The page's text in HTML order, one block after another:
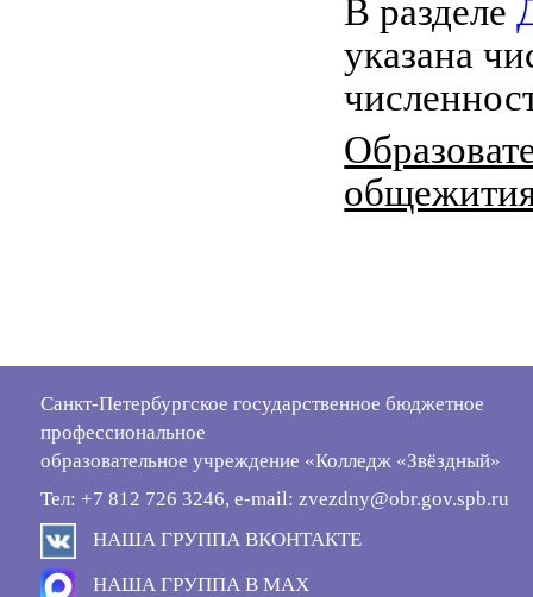
В разделе
указана
Санкт-Петербургское государственное бюджетное
профессиональное
образовательное учреждение «Колледж «Звёздный»
Тел: +7 812 726 3246, e-mail: zvezdny@obr.gov.spb.ru
НАША ГРУППА ВКОНТАКТЕ
НАША ГРУППА В MAX